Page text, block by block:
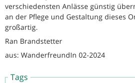
verschiedensten Anlässe günstig
an der Pflege und Gestaltung dieses
großartig.
Ran Brandstetter
aus: WanderfreundIn 02-2024
Tags